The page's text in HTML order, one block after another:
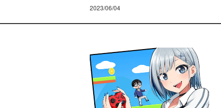
2023/06/04